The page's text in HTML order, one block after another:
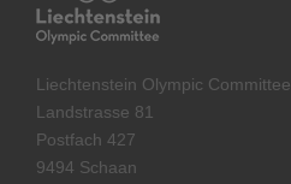
Liechtenstein Olympic Committee
Landstrasse 81
Postfach 427
9494 Schaan